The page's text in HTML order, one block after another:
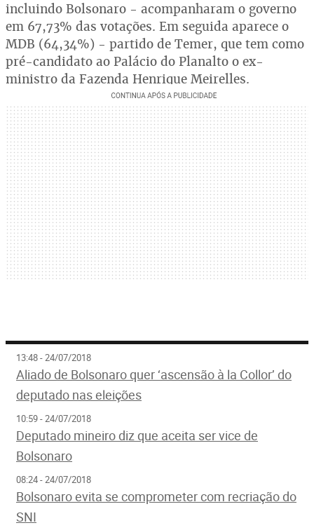
incluindo Bolsonaro - acompanharam o governo
em 67,73% das votações. Em seguida aparece o
MDB (64,34%) - partido de Temer, que tem como
pré-candidato ao Palácio do Planalto o ex-
ministro da Fazenda Henrique Meirelles.
13:48 - 24/07/2018
Aliado de Bolsonaro quer ‘ascensão à la Collor’ do
deputado nas eleições
10:59 - 24/07/2018
Deputado mineiro diz que aceita ser vice de
Bolsonaro
08:24 - 24/07/2018
Bolsonaro evita se comprometer com recriação do
SNI